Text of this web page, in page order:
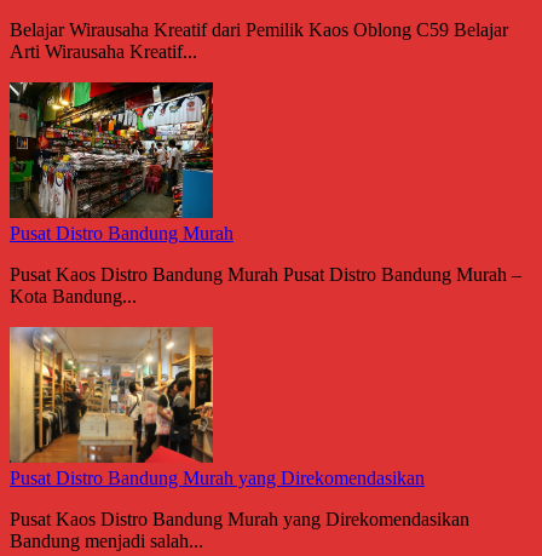
Belajar Wirausaha Kreatif dari Pemilik Kaos Oblong C59 Belajar
Arti Wirausaha Kreatif...
Pusat Distro Bandung Murah
Pusat Kaos Distro Bandung Murah Pusat Distro Bandung Murah –
Kota Bandung...
Pusat Distro Bandung Murah yang Direkomendasikan
Pusat Kaos Distro Bandung Murah yang Direkomendasikan
Bandung menjadi salah...